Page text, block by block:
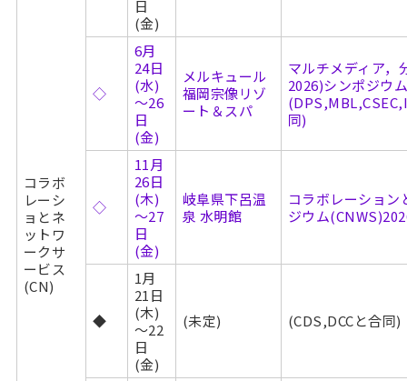
コラボ
レーシ
ョとネ
ットワ
ークサ
ービス
(CN)
日
(金)
◇
6月
24日
(水)
～26
日
(金)
メルキュール
福岡宗像リゾ
ート＆スパ
マルチメディア，
2026)シンポジウ
同)
◇
11月
26日
(木)
～27
日
(金)
岐阜県下呂温
泉 水明館
コラボレーショ
ジウム
◆
1月
21日
(木)
～22
日
(金)
(未定) (CDS,DCCと合同)